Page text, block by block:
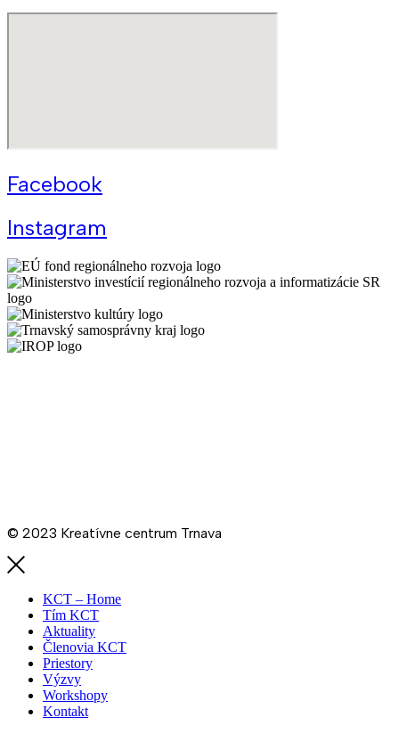
Facebook
Instagram
© 2023 Kreatívne centrum Trnava
KCT – Home
Tím KCT
Aktuality
Členovia KCT
Priestory
Výzvy
Workshopy
Kontakt